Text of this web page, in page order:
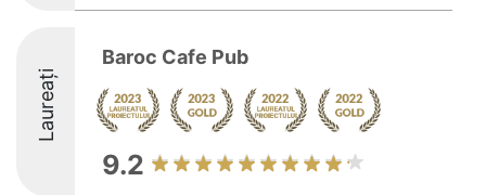
Laureați
Baroc Cafe Pub
9.2